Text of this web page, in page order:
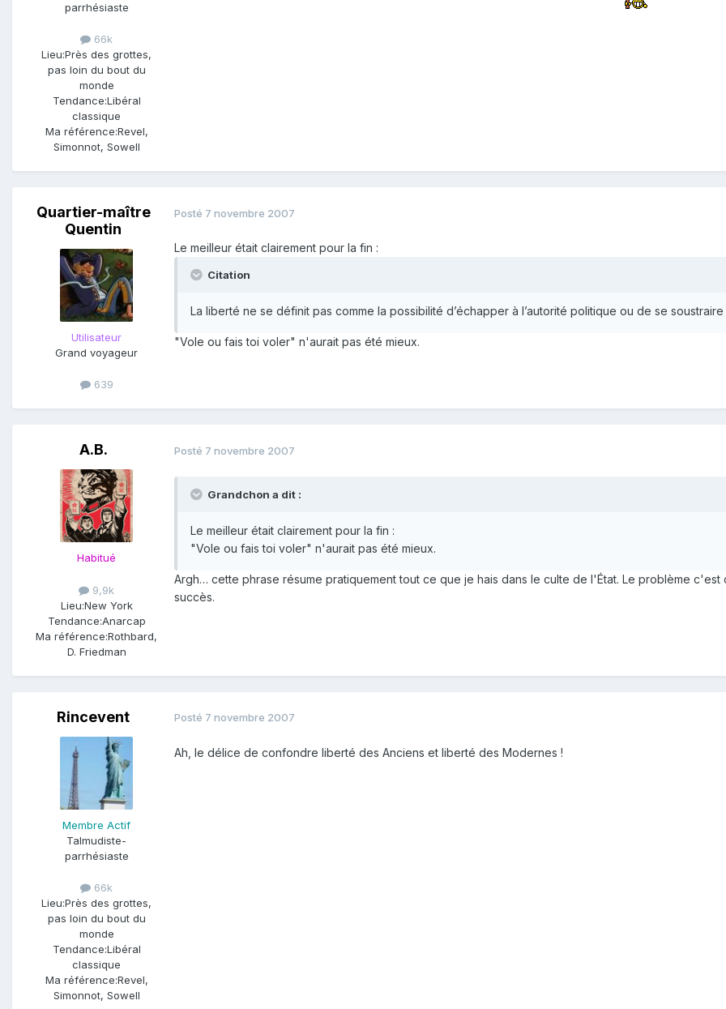
parrhésiaste
66k
Lieu:Près des grottes,
pas loin du bout du
monde
Tendance:Libéral
classique
Ma référence:Revel,
Simonnot, Sowell
Quartier-maître
Quentin
Utilisateur
Grand voyageur
639
Posté 7 novembre 2007
Le meilleur était clairement pour la fin :
Citation
La liberté ne se définit pas comme la possibilité d’échapper à l’autorité politique ou de se
"Vole ou fais toi voler" n'aurait pas été mieux.
A.B.
Habitué
9,9k
Lieu:New York
Tendance:Anarcap
Ma référence:Rothbard,
D. Friedman
Posté 7 novembre 2007
Grandchon a dit :
Le meilleur était clairement pour la fin :
"Vole ou fais toi voler" n'aurait pas été mieux.
Argh… cette phrase résume pratiquement tout ce que je hais dans le culte de l'État. Le problème
succès.
Rincevent
Membre Actif
Talmudiste-
parrhésiaste
66k
Lieu:Près des grottes,
pas loin du bout du
monde
Tendance:Libéral
classique
Ma référence:Revel,
Simonnot, Sowell
Posté 7 novembre 2007
Ah, le délice de confondre liberté des Anciens et liberté des Modernes !